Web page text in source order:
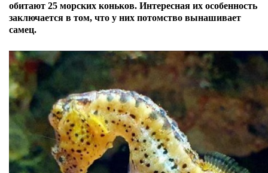
обитают 25 морских коньков. Интересная их особенность
заключается в том, что у них потомство вынашивает
самец.